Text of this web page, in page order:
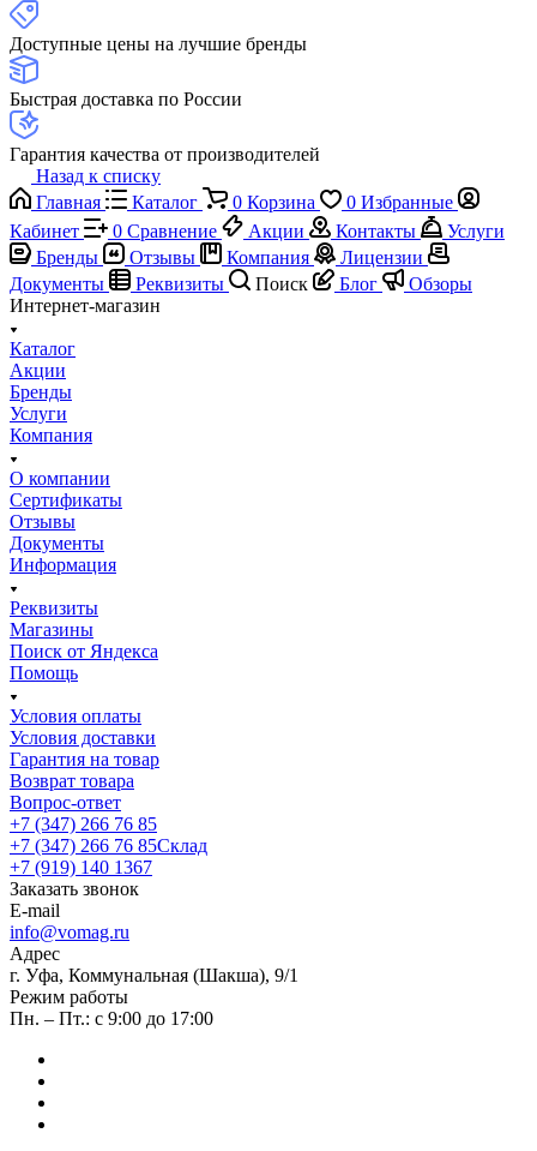
Доступные цены на лучшие бренды
Быстрая доставка по России
Гарантия качества от производителей
Назад к списку
Главная
Каталог 0 Корзина 0 Избранные
Кабинет
0 Сравнение Акции Контакты
Услуги
Бренды
Отзывы Компания
Лицензии
Документы
Реквизиты Поиск Блог
Обзоры
Интернет-магазин
Каталог
Акции
Бренды
Услуги
Компания
О компании
Сертификаты
Отзывы
Документы
Информация
Реквизиты
Магазины
Поиск от Яндекса
Помощь
Условия оплаты
Условия доставки
Гарантия на товар
Возврат товара
Вопрос-ответ
+7 (347) 266 76 85
+7 (347) 266 76 85Склад
+7 (919) 140 1367
Заказать звонок
E-mail
info@vomag.ru
Адрес
г. Уфа, Коммунальная (Шакша), 9/1
Режим работы
Пн. – Пт.: с 9:00 до 17:00